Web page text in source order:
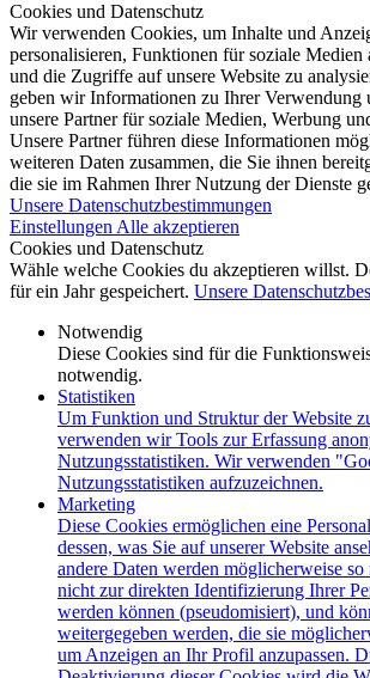
Cookies und Datenschutz
Wir verwenden Cookies, um Inhalte und
personalisieren, Funktionen für soziale Medien
und die Zugriffe auf unsere Website zu
geben wir Informationen zu Ihrer Verwendung
unsere Partner für soziale Medien, Werbung
Unsere Partner führen diese Informationen
weiteren Daten zusammen, die Sie ihnen
die sie im Rahmen Ihrer Nutzung der Dienste
Unsere Datenschutzbestimmungen
Einstellungen Alle akzeptieren
Cookies und Datenschutz
Wähle welche Cookies du akzeptieren willst.
für ein Jahr gespeichert. Unsere
Notwendig
Diese Cookies sind für die
notwendig.
Statistiken
Um Funktion und Struktur der Website
verwenden wir Tools zur Erfassung
Nutzungsstatistiken. Wir verwenden
Nutzungsstatistiken aufzuzeichnen.
Marketing
Diese Cookies ermöglichen eine
dessen, was Sie auf unserer Website
andere Daten werden möglicherweise
nicht zur direkten Identifizierung Ihrer
werden können (pseudomisiert), und
weitergegeben werden, die sie
um Anzeigen an Ihr Profil anzupassen.